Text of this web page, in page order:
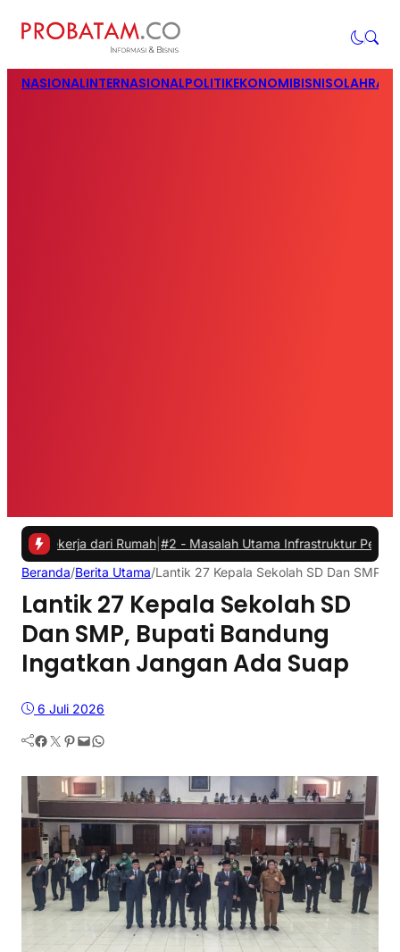
NASIONALINTERNASIONALPOLITIKEKONOMIBISNIS
dari Rumah|#2 -Masalah Utama Infrastruktur Pengisian Daya
Beranda/Berita Utama/Lantik 27 Kepala Sekolah SD Dan SMP,
Lantik 27 Kepala Sekolah SD
Dan SMP, Bupati Bandung
Ingatkan Jangan Ada Suap
6 Juli 2026
Facebook Twitter Pinterest Mail WhatsApp